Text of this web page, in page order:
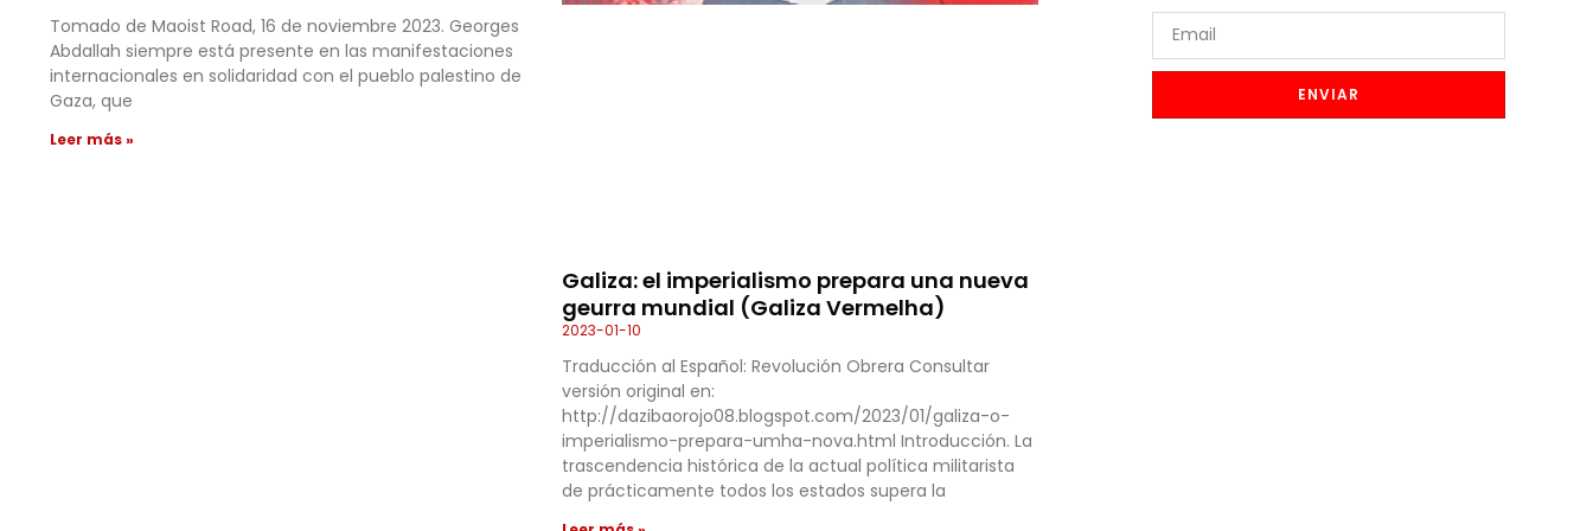
Tomado de Maoist Road, 16 de noviembre 2023. Georges
Abdallah siempre está presente en las manifestaciones
internacionales en solidaridad con el pueblo palestino de
Gaza, que
Leer más »
Galiza: el imperialismo prepara una nueva
geurra mundial (Galiza Vermelha)
2023-01-10
Traducción al Español: Revolución Obrera Consultar
versión original en:
http://dazibaorojo08.blogspot.com/2023/01/galiza-o-
imperialismo-prepara-umha-nova.html Introducción. La
trascendencia histórica de la actual política militarista
de prácticamente todos los estados supera la
ENVIAR